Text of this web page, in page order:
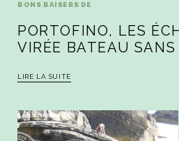
BONS BAISERS DE
PORTOFINO, LES
VIRÉE BATEAU SANS
LIRE LA SUITE